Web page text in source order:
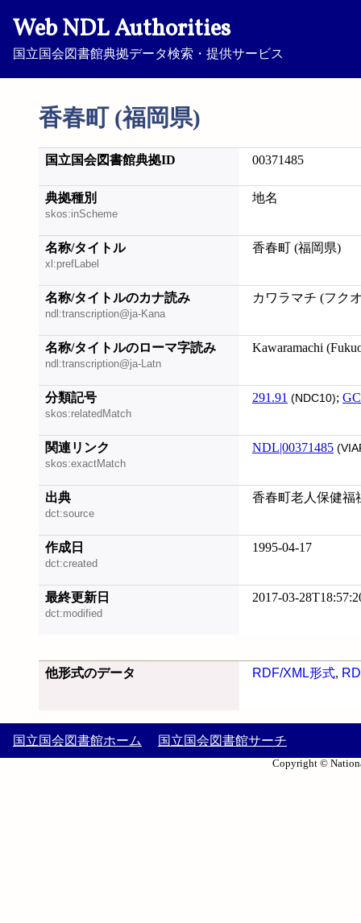
Web NDL Authorities
国立国会図書館典拠データ検索・提供サービス
香春町 (福岡県)
国立国会図書館典拠ID 00371485
典拠種別
skos:inScheme
地名
名称/タイトル
xl:prefLabel
香春町 (福岡県)
名称/タイトルのカナ読み
ndl:transcription@ja-Kana
カワラマチ (フク
名称/タイトルのローマ字読み
ndl:transcription@ja-Latn
Kawaramachi
分類記号
skos:relatedMatch
291.91 (NDC10);
関連リンク
skos:exactMatch
NDL|00371485
出典
dct:source
香春町老人保健福
作成日
dct:created
1995-04-17
最終更新日
dct:modified
2017-03-
他形式のデータ RDF/XML形式,
国立国会図書館ホーム 国立国会図書館サーチ
Copyright ©